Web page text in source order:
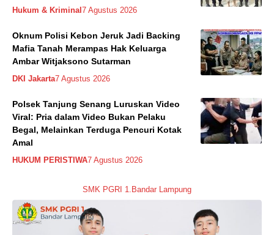
Hukum & Kriminal 7 Agustus 2026
Oknum Polisi Kebon Jeruk Jadi Backing
Mafia Tanah Merampas Hak Keluarga
Ambar Witjaksono Sutarman
DKI Jakarta7 Agustus 2026
Polsek Tanjung Senang Luruskan Video
Viral: Pria dalam Video Bukan Pelaku
Begal, Melainkan Terduga Pencuri Kotak
Amal
HUKUM PERISTIWA7 Agustus 2026
SMK PGRI 1.Bandar Lampung